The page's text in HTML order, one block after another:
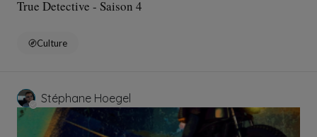
True Detective - Saison 4
Culture
Stéphane Hoegel